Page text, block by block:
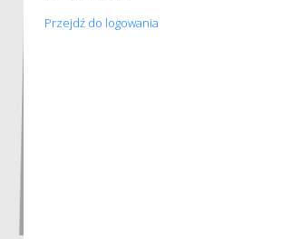
Przejdź do logowania